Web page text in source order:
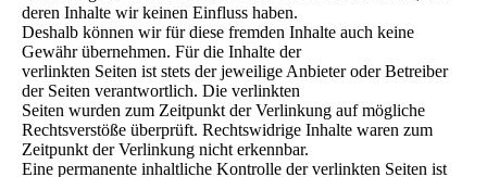
deren Inhalte wir keinen Einfluss haben.
Deshalb können wir für diese fremden Inhalte auch keine
Gewähr übernehmen. Für die Inhalte der
verlinkten Seiten ist stets der jeweilige Anbieter oder Betreiber
der Seiten verantwortlich. Die verlinkten
Seiten wurden zum Zeitpunkt der Verlinkung auf mögliche
Rechtsverstöße überprüft. Rechtswidrige Inhalte waren zum
Zeitpunkt der Verlinkung nicht erkennbar.
Eine permanente inhaltliche Kontrolle der verlinkten Seiten ist